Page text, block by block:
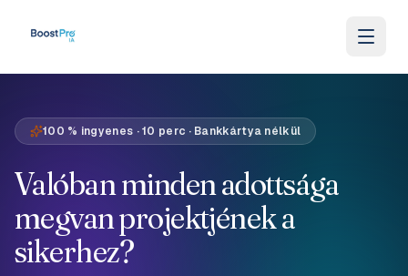
100 % ingyenes · 10 perc · Bankkártya nélkül
Valóban minden adottsága
megvan projektjének a
sikerhez?